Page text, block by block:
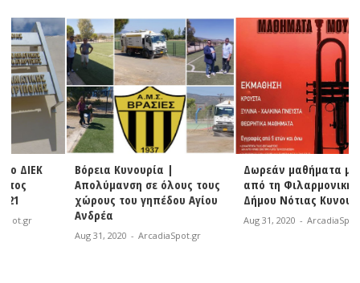
Βόρεια Κυνουρία |
Απολύμανση σε όλους τους
χώρους του γηπέδου Αγίου
Ανδρέα
- ArcadiaSpot.gr
Δωρεάν μαθήματα μουσικής
από τη Φιλαρμονική του
Δήμου Νότιας Κυνουρίας
- ArcadiaSpot.gr